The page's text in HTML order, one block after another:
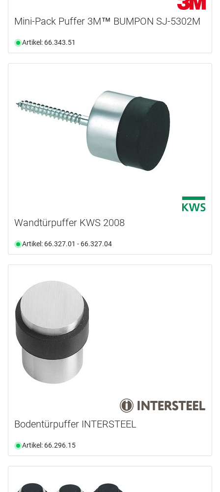
Mini-Pack Puffer 3M™ BUMPON SJ-5302M
Artikel: 66.343.51
Wandtürpuffer KWS 2008
Artikel: 66.327.01 - 66.327.04
Bodentürpuffer INTERSTEEL
Artikel: 66.296.15